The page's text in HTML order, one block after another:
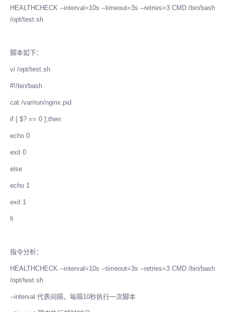
HEALTHCHECK --interval=10s --timeout=3s --retries=3 CMD /bin/bash
/opt/test.sh
脚本如下：
vi /opt/test.sh
#!/bin/bash
cat /var/run/nginx.pid
if [ $? == 0 ];then
echo 0
exit 0
else
echo 1
exit 1
fi
指令分析：
HEALTHCHECK --interval=10s --timeout=3s --retries=3 CMD /bin/bash
/opt/test.sh
--interval 代表间隔，每隔10秒执行一次脚本